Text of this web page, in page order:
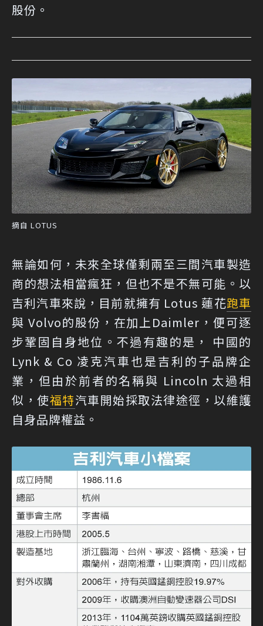
股份。
摘自 LOTUS
無論如何，未來全球僅剩兩至三間汽車製造
商的想法相當瘋狂，但也不是不無可能。以
吉利汽車來說，目前就擁有 Lotus 蓮花跑車
與 Volvo的股份，在加上Daimler，便可逐
步鞏固自身地位。不過有趣的是， 中國的
Lynk & Co 凌克汽車也是吉利的子品牌企
業，但由於前者的名稱與 Lincoln 太過相
似，使福特汽車開始採取法律途徑，以維護
自身品牌權益。